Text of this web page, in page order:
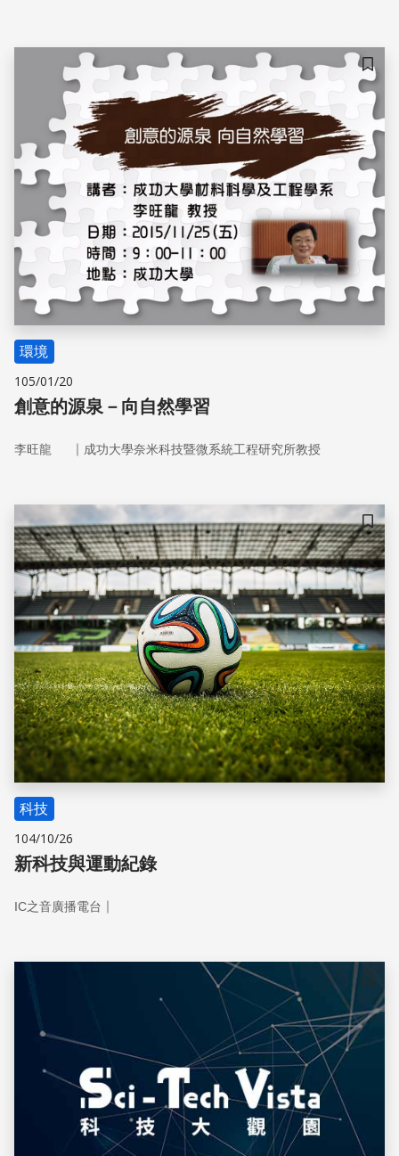
儲存
環境
105/01/20
創意的源泉－向自然學習
李旺龍 ｜ 成功大學奈米科技暨微系統工程研究所教授
儲存
科技
104/10/26
新科技與運動紀錄
IC之音廣播電台 ｜
儲存